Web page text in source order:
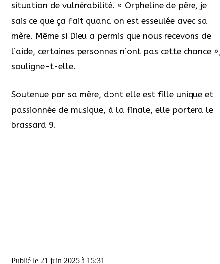
situation de vulnérabilité. « Orpheline de père, je
sais ce que ça fait quand on est esseulée avec sa
mère. Même si Dieu a permis que nous recevons de
l’aide, certaines personnes n’ont pas cette chance
souligne-t-elle.
Soutenue par sa mère, dont elle est fille unique et
passionnée de musique, à la finale, elle portera le
brassard 9.
Publié le 21 juin 2025 à 15:31